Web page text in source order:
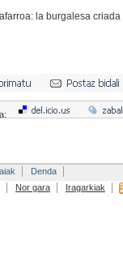
la burgalesa
Denda
Nor gara Iragarkiak